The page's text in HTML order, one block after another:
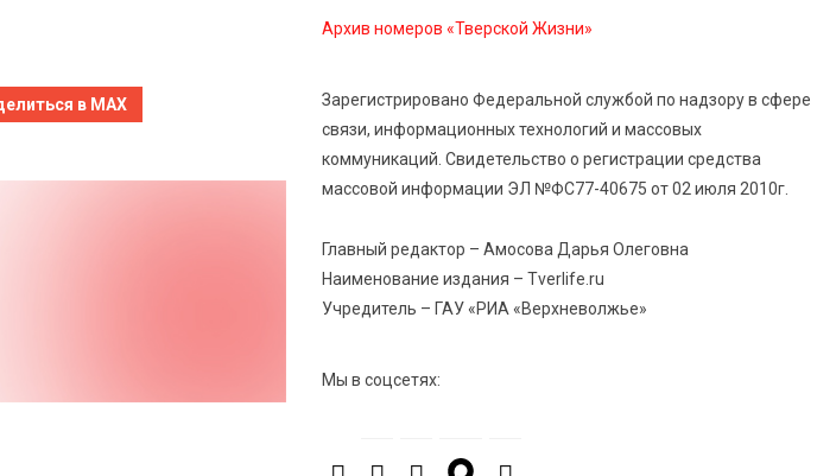
в MAX
Открыт набор на программу амбассадоров для
студентов российских вузов
7 Авг 2026 15:37 208
опасности домашних заготовок
7 Авг 2026 15:32 302
изменила библиотечную жизнь Верхневолжья
Архив номеров «Тверской Жизни»
Зарегистрировано Федеральной службой по надзору в сфере
связи, информационных технологий и массовых
коммуникаций. Свидетельство о регистрации средства
массовой информации ЭЛ №ФС77-40675 от 02 июля 2010г.
Главный редактор – Амосова Дарья Олеговна
Наименование издания – Tverlife.ru
Учредитель – ГАУ «РИА «Верхневолжье»
Мы в соцсетях: